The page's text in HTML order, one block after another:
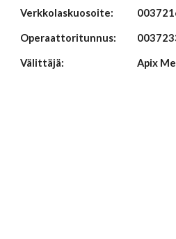
Verkkolaskuosoite:
Operaattoritunnus:
Välittäjä: Apix